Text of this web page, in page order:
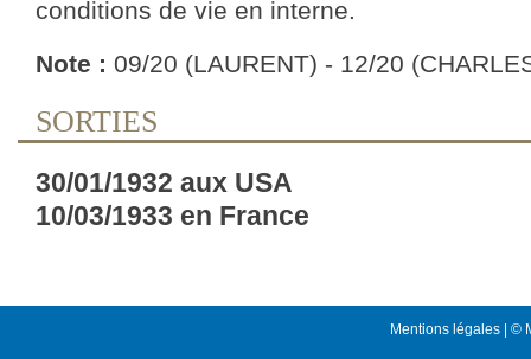
conditions de vie en interne.
Note : 09/20 (LAURENT) - 12/20
SORTIES
30/01/1932 aux USA
10/03/1933 en France
Mentions légales | ©